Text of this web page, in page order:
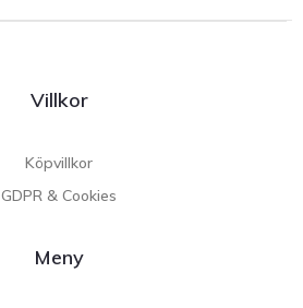
Villkor
Köpvillkor
GDPR & Cookies
Meny